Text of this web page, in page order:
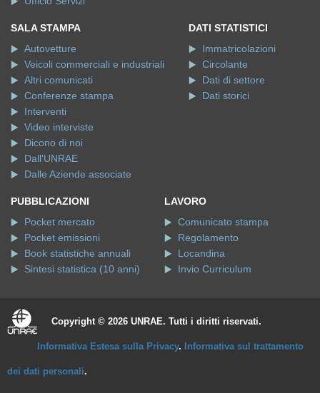
SALA STAMPA
Autovetture
Veicoli commerciali e industriali
Altri comunicati
Conferenze stampa
Interventi
Video interviste
Dicono di noi
Dall'UNRAE
Dalle Aziende associate
DATI STATISTICI
Immatricolazioni
Circolante
Dati di settore
Dati storici
PUBBLICAZIONI
Pocket mercato
Pocket emissioni
Book statistiche annuali
Sintesi statistica (10 anni)
LAVORO
Comunicato stampa
Regolamento
Locandina
Invio Curriculum
Copyright © 2026 UNRAE. Tutti i diritti riservati.
Informativa Estesa sulla Privacy. Informativa sul trattamento
dei dati personali.